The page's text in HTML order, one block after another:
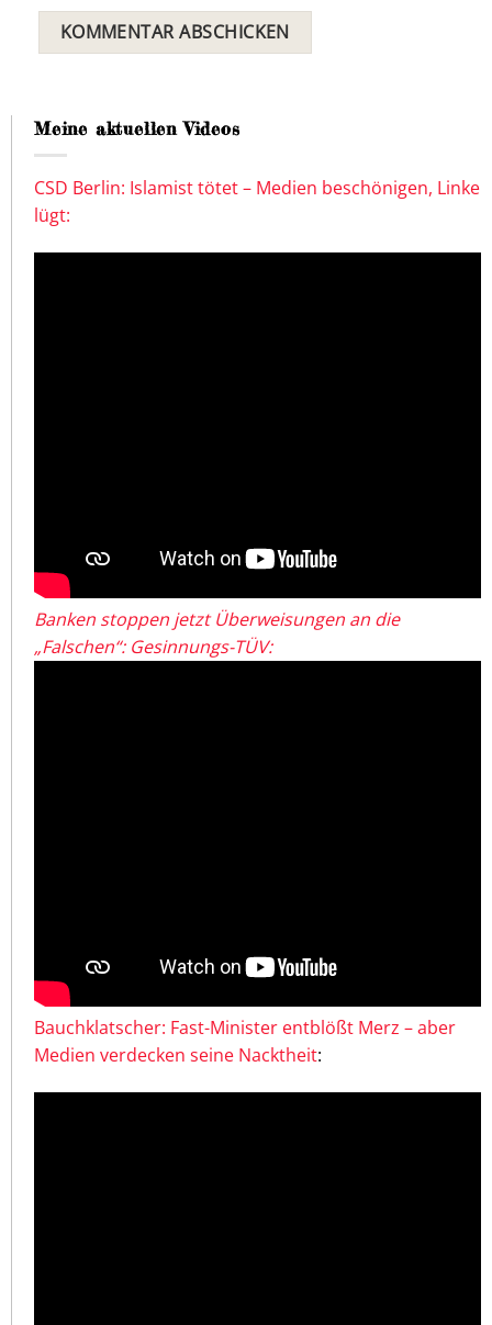
Meine aktuellen Videos
CSD Berlin: Islamist tötet – Medien beschönigen, Linke
lügt:
Banken stoppen jetzt Überweisungen an die
„Falschen“: Gesinnungs-TÜV:
Bauchklatscher: Fast-Minister entblößt Merz – aber
Medien verdecken seine Nacktheit: